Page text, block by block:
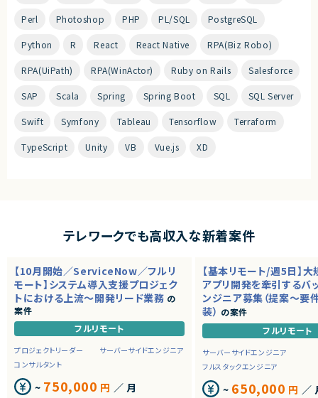
Perl Photoshop PHP PL/SQL PostgreSQL
Python R React React Native RPA(Biz Robo)
RPA(UiPath) RPA(WinActor) Ruby on Rails Salesforce
SAP Scala Spring Spring Boot SQL SQL Server
Swift Symfony Tableau Tensorflow Terraform
TypeScript Unity VB Vue.js XD
テレワークでも高収入な新着案件
【10月開始／ServiceNow／フルリ
モート】システム導入支援プロジェク
トにおける上流～開発リード業務 の
案件
フルリモート
プロジェクトリーダー
サーバーサイドエンジニア
コンサルタント
~ 750,000 円 ／ 月
【基本リモート/週5日】
アプリ開発を牽引するバ
ンジニア募集（提案～要
装） の案件
フルリモート
サーバーサイドエンジニア
フルスタックエンジニア
~ 650,000 円 ／